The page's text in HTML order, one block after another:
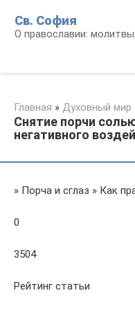
контенту
Св. София
О православии:
Главная » Духовный мир
Снятие порчи
негативного
» Порча и сглаз » Как
0
3504
Рейтинг статьи